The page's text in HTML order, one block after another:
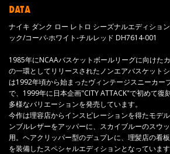
DATA
ナイキ ダンク ロー レトロ シーズナルエディショ
ック/コーパ-ホワイト-チルレッド DH7614-001
1985年にNCAAバスケットボールリーグに向けた
の一環としてリリースされたノンエアバスケット
は1992年頃から始まったヴィンテージスニーカー
で、1999年に日本企画"CITY ATTACK"で初めて復
多様なバリエーションを発売しています。
今作は理容店からインスピレーションを得たモデ
ンブルレザーをアッパーに、スカイブルーのスウ
用。ヘアクリッパー型のデュプレに、理髪店の看
を装備したスペシャルエディションとなっています